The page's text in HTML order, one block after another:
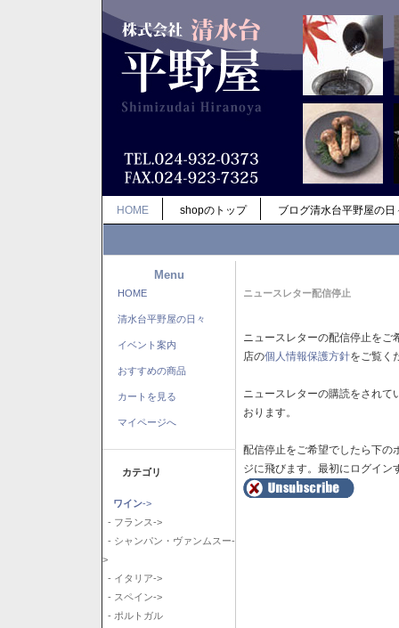
HOME shopのトップ ブログ清水台平野屋の日
Menu
HOME
清水台平野屋の日々
イベント案内
おすすめの商品
カートを見る
マイページへ
カテゴリ
ワイン->
- フランス->
- シャンパン・ヴァンムスー-
>
- イタリア->
- スペイン->
- ポルトガル
ニュースレター配信停止
ニュースレターの配信停止を
店の個人情報保護方針をご覧く
ニュースレターの購読をされ
おります。
配信停止をご希望でしたら下の
ジに飛びます。最初にログイン